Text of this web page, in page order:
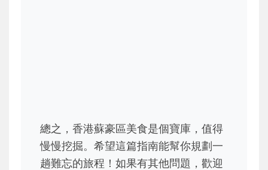
總之，香港蘇豪區美食是個寶庫，值得
慢慢挖掘。希望這篇指南能幫你規劃一
趟難忘的旅程！如果有其他問題，歡迎